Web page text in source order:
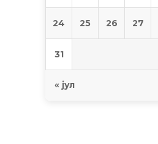
24 25 26 27
31
« јул